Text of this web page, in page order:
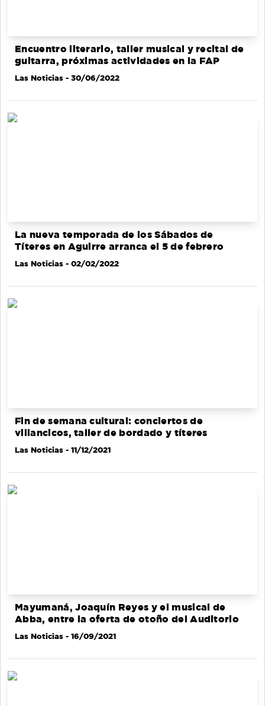
Encuentro literario, taller musical y recital de
guitarra, próximas actividades en la FAP
Las Noticias - 30/06/2022
La nueva temporada de los Sábados de
Títeres en Aguirre arranca el 5 de febrero
Las Noticias - 02/02/2022
Fin de semana cultural: conciertos de
villancicos, taller de bordado y títeres
Las Noticias - 11/12/2021
Mayumaná, Joaquín Reyes y el musical de
Abba, entre la oferta de otoño del Auditorio
Las Noticias - 16/09/2021